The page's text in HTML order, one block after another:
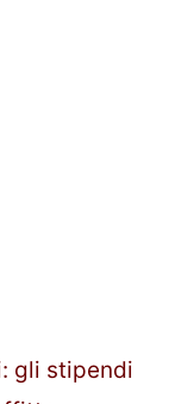
gli stipendi